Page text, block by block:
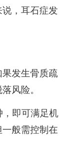
，耳石症发
发生骨质疏
风险。
即可满足机
般需控制在